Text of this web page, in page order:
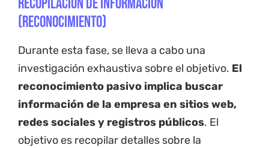
Recopilación de información
(Reconocimiento)
Durante esta fase, se lleva a cabo una
investigación exhaustiva sobre el objetivo. El
reconocimiento pasivo implica buscar
información de la empresa en sitios web,
redes sociales y registros públicos. El
objetivo es recopilar detalles sobre la